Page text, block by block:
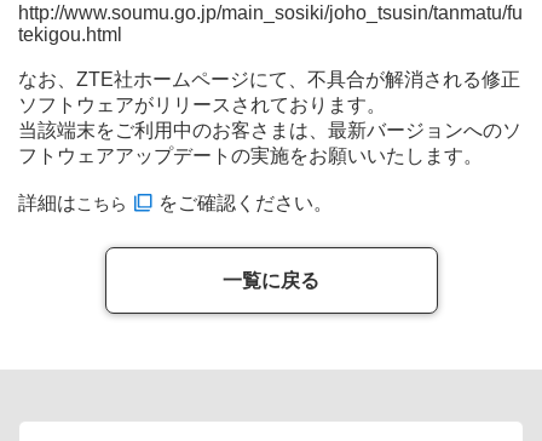
http://www.soumu.go.jp/main_sosiki/joho_tsusin/tanmatu/fu
tekigou.html
なお、ZTE社ホームページにて、不具合が解消される修正
ソフトウェアがリリースされております。
当該端末をご利用中のお客さまは、最新バージョンへのソ
フトウェアアップデートの実施をお願いいたします。
詳細はこちら をご確認ください。
一覧に戻る